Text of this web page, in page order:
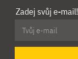
Zadej svůj e-mail!